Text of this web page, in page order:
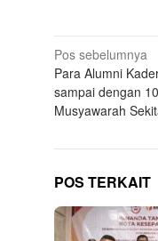
Navigasi
pos
Pos sebelumnya
Para Alumni
sampai dengan
Musyawarah
POS TERKAIT